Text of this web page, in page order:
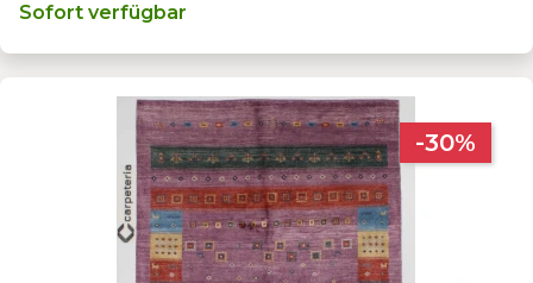
Sofort verfügbar
-30%